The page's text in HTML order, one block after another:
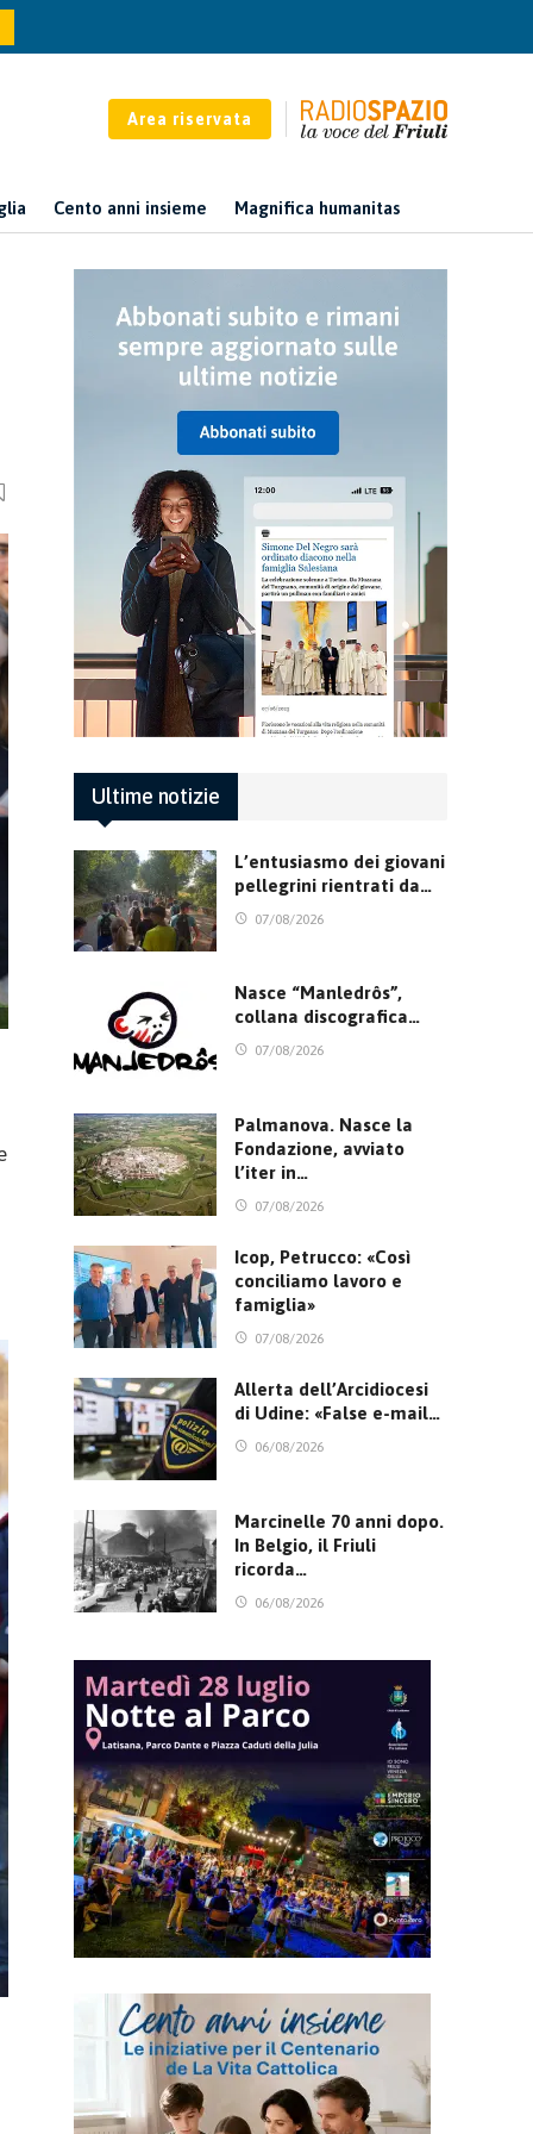
Area riservata
Cento anni insieme Magnifica humanitas
Ultime notizie
L’entusiasmo dei giovani
pellegrini rientrati da…
07/08/2026
Nasce “Manledrôs”,
collana discografica…
07/08/2026
Palmanova. Nasce la
Fondazione, avviato
l’iter in…
07/08/2026
Icop, Petrucco: «Così
conciliamo lavoro e
famiglia»
07/08/2026
Allerta dell’Arcidiocesi
di Udine: «False e-mail…
06/08/2026
Marcinelle 70 anni dopo.
In Belgio, il Friuli
ricorda…
06/08/2026